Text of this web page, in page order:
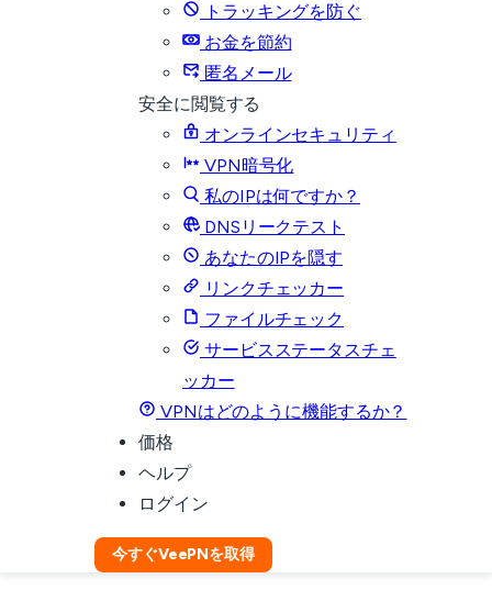
トラッキングを防ぐ
お金を節約
匿名メール
安全に閲覧する
オンラインセキュリティ
VPN暗号化
私のIPは何ですか？
DNSリークテスト
あなたのIPを隠す
リンクチェッカー
ファイルチェック
サービスステータスチェ
ッカー
VPNはどのように機能するか？
価格
ヘルプ
ログイン
今すぐVeePNを取得